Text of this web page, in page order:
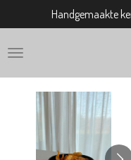
direct
naar
Handgemaakte